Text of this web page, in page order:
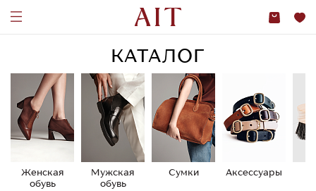
КАТАЛОГ
Женская
обувь
Мужская
обувь
Сумки Аксессуары